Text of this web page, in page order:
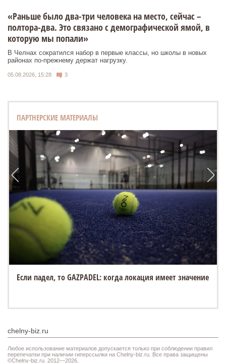
«Раньше было два-три человека на место, сейчас –
полтора-два. Это связано с демографической ямой, в
которую мы попали»
В Челнах сократился набор в первые классы, но школы в новых
районах по-прежнему держат нагрузку.
05.08.2026, 15:28 3
ПАРТНЕРСКИЕ МАТЕРИАЛЫ
Если падел, то GAZPADEL: когда локация имеет значение
chelny-biz.ru
Любое использование материалов допускается только при соблюдении правил
перепечатки при наличии гиперссылки на Chelny-biz.ru. Все права защищены
©Chelny-biz.ru. 2012—2026.